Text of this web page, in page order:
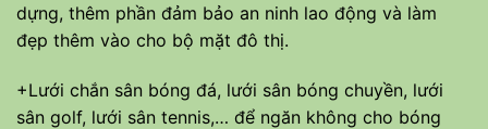
dựng, thêm phần đảm bảo an ninh lao động và làm
đẹp thêm vào cho bộ mặt đô thị.
+Lưới chắn sân bóng đá, lưới sân bóng chuyền, lưới
sân golf, lưới sân tennis,… để ngăn không cho bóng